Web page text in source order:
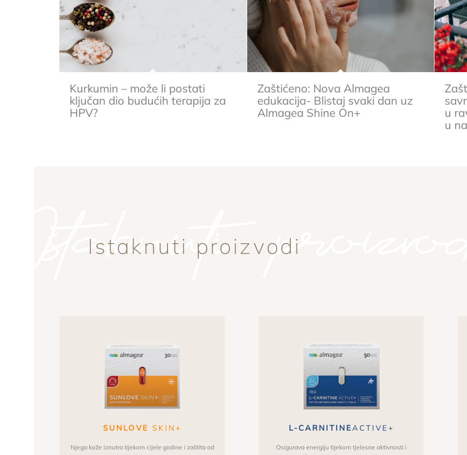
Kurkumin – može li postati
ključan dio budućih terapija za
HPV?
Zaštićeno: Nova Almagea
edukacija- Blistaj svaki dan uz
Almagea Shine On+
u
u
Istaknuti proizvodi
Istaknuti proizvodi
SUNLOVE SKIN+
Njega kože iznutra tijekom cijele godine i zaštita od
L-CARNITINEACTIVE+
Osigurava energiju tijekom tjelesne aktivnosti i